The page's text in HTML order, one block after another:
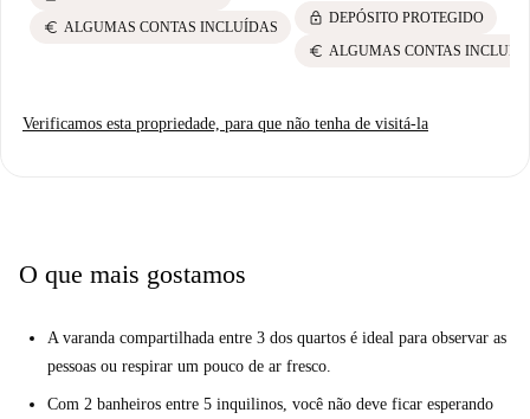
euro ALGUMAS CONTAS INCLUÍDAS lock DEPÓSITO PROTEGIDO
euro ALGUMAS CONTAS
Verificamos esta propriedade, para que não tenha de visitá-la
O que mais gostamos
A varanda compartilhada entre 3 dos quartos é ideal para observar as
pessoas ou respirar um pouco de ar fresco.
Com 2 banheiros entre 5 inquilinos, você não deve ficar esperando